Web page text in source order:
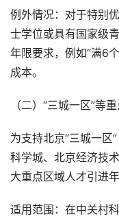
例外情况：对于特别
士学位或具有国家级
年限要求，例如“满6
成本。
（二）“三城一区”等
为支持北京“三城一区
科学城、北京经济技
大重点区域人才引进年
适用范围：在中关村